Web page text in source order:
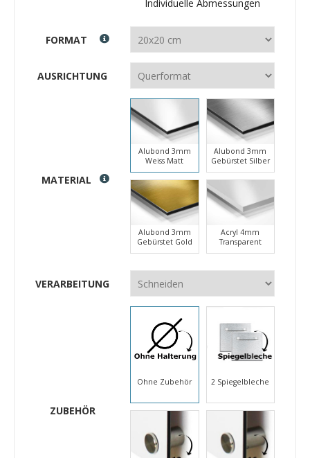
Individuelle Abmessungen
FORMAT
AUSRICHTUNG
MATERIAL
Alubond 3mm
Weiss Matt
Alubond 3mm
Gebürstet Silber
Alubond 3mm
Gebürstet Gold
Acryl 4mm
Transparent
VERARBEITUNG
ZUBEHÖR
Ohne Zubehör 2 Spiegelbleche